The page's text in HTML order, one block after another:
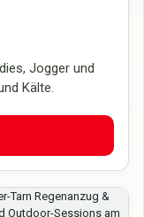
Jogger und
Kälte.
Tarn Regenanzug &
Outdoor-Sessions am